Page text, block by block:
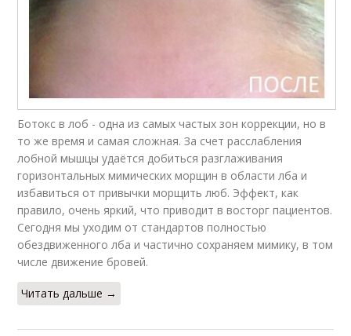
Ботокс в лоб - одна из самых частых зон коррекции, но в
то же время и самая сложная. За счет расслабления
лобной мышцы удаётся добиться разглаживания
горизонтальных мимических морщин в области лба и
избавиться от привычки морщить люб. Эффект, как
правило, очень яркий, что приводит в восторг пациентов.
Сегодня мы уходим от стандартов полностью
обездвиженного лба и частично сохраняем мимику, в том
числе движение бровей.
Читать дальше →